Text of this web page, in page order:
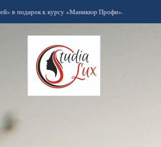
к курсу «Маникюр Профи».